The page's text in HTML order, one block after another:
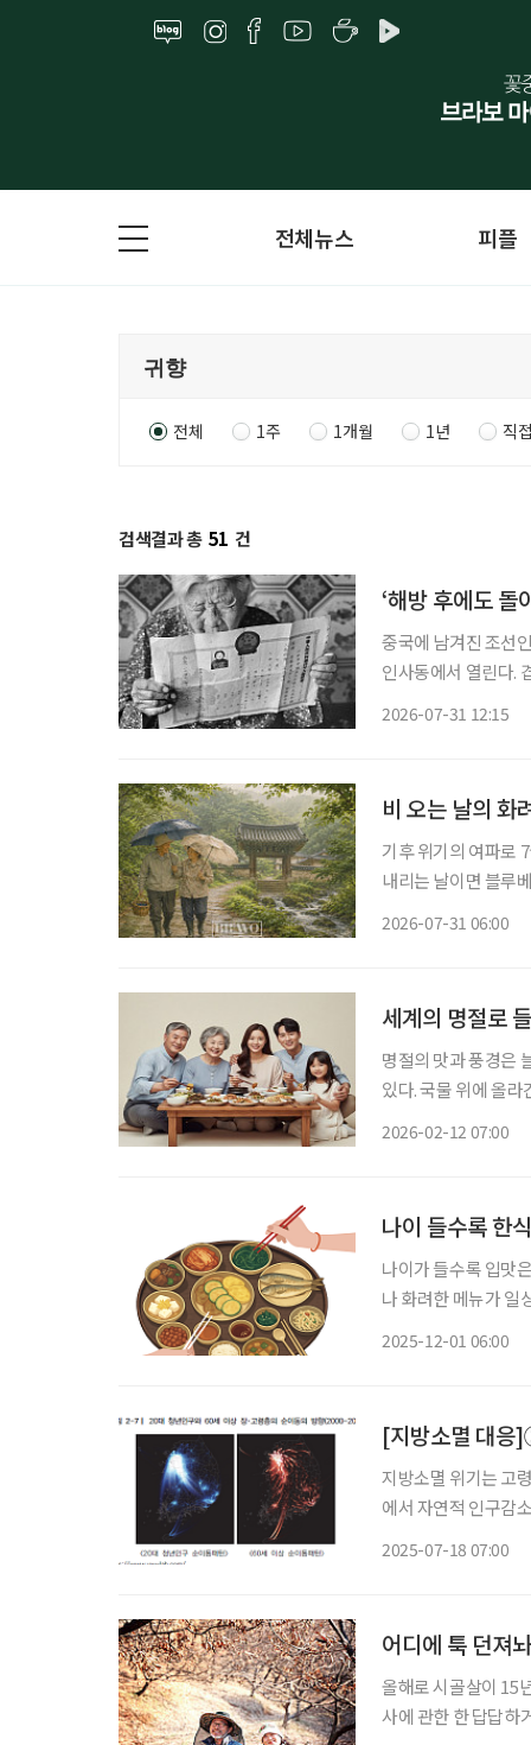
전체뉴스 피플
전체 1주 1개월 1년 직
검색결과 총 51 건
‘해방 후에도
중국에 남겨진 조선
인사동에서 열린다.
2026-07-31 12:15
비 오는 날의 화
기후 위기의 여파로
내리는 날이면 블루베리 주
2026-07-31 06:00
세계의 명절로
명절의 맛과 풍경은
있다. 국물 위에 올
2026-02-12 07:00
나이 들수록 한
나이가 들수록 입맛
나 화려한 메뉴가 일
2025-12-01 06:00
[지방소멸 대응
지방소멸 위기는 고
에서 자연적 인구감
2025-07-18 07:00
어디에 툭 던져
올해로 시골살이 15
사에 관한 한 답답하